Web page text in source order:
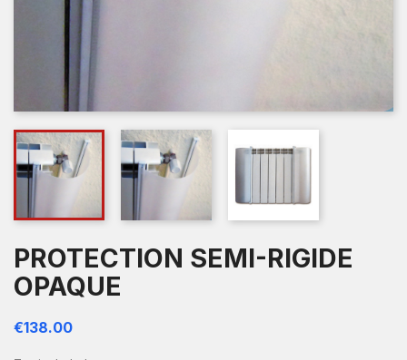
PROTECTION SEMI-RIGIDE
OPAQUE
€138.00